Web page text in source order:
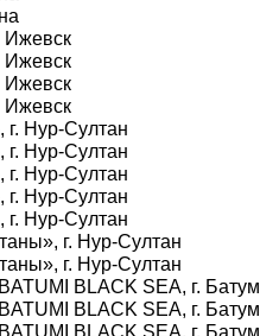
Ижевск
Ижевск
Ижевск
Ижевск
Нур-Султан
Нур-Султан
Нур-Султан
Нур-Султан
Нур-Султан
г. Нур-Султан
г. Нур-Султан
BLACK SEA, г.
BLACK SEA, г.